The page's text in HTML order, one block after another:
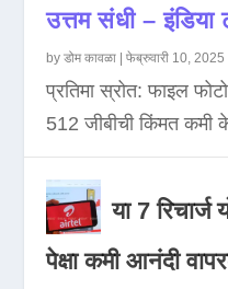
उत्तम संधी – इंडिया
byडोम कावळा |फेब्रुवारी 10, 2025
प्रतिमा स्रोत: फाइल
512 जीबीची किंमत
या 7
पेक्षा कमी आनंदी